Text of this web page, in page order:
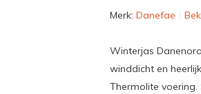
Merk: Danefae
Winterjas
winddicht en
Thermolite